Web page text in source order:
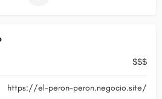
$$$
https://el-peron-peron.negocio.site/